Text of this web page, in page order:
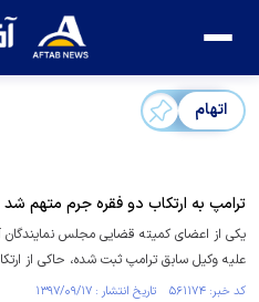
اتهام
ترامپ به ارتکاب دو فقره جرم متهم شد
یکی از اعضای کمیته قضایی مجلس نمایندگان
علیه وکیل سابق ترامپ ثبت شده، حاکی از
کد خبر: ۵۶۱۱۷۴ تاریخ انتشار : ۱۳۹۷/۰۹/۱۷